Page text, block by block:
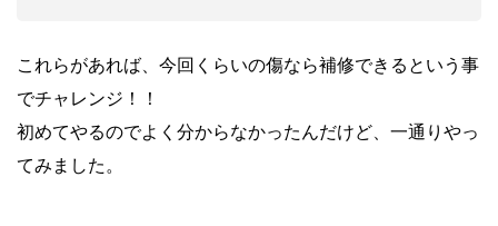
これらがあれば、今回くらいの傷なら補修できるという事
でチャレンジ！！
初めてやるのでよく分からなかったんだけど、一通りやっ
てみました。